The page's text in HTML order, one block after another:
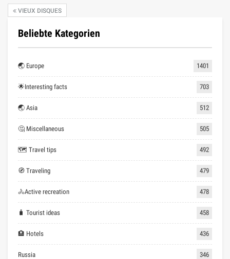
VIEUX DISQUES
Beliebte Kategorien
🌏 Europe 1401
🌟Interesting facts 703
🌏 Asia 512
🤔 Miscellaneous 505
🗺 Travel tips 492
🧭 Traveling 479
🚴Active recreation 478
🧳 Tourist ideas 458
🏨 Hotels 436
Russia 346